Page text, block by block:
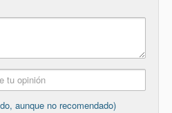
aunque no recomendado)